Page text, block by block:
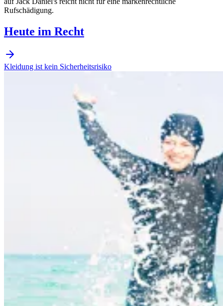
Rufschädigung.
Heute im Recht
Kleidung ist kein Sicherheitsrisiko